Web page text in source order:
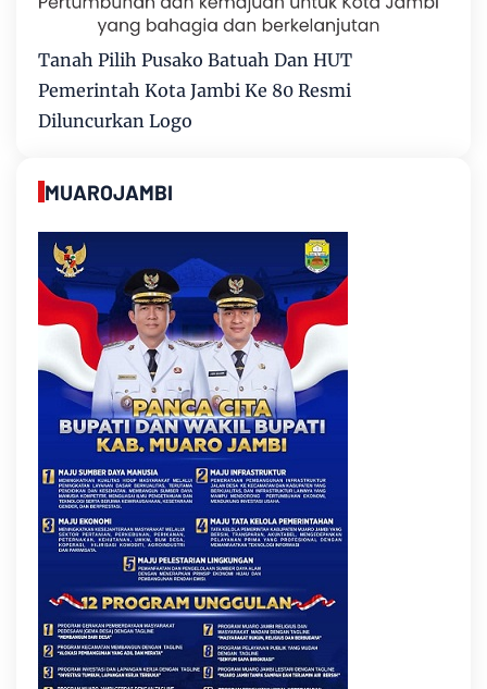
Tanah Pilih Pusako Batuah Dan HUT
Pemerintah Kota Jambi Ke 80 Resmi
Diluncurkan Logo
MUAROJAMBI